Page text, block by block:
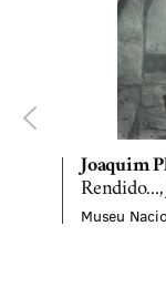
Joaquim
Museu